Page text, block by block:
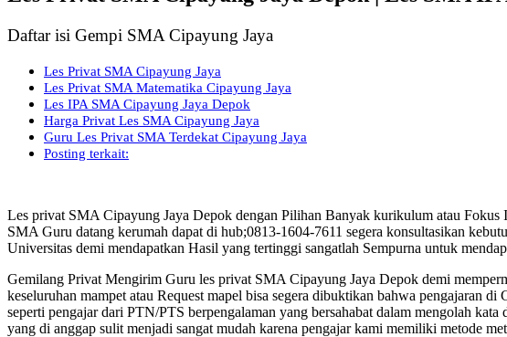
Daftar isi Gempi SMA Cipayung Jaya
Les Privat SMA Cipayung Jaya
Les Privat SMA Matematika Cipayung Jaya
Les IPA SMA Cipayung Jaya Depok
Harga Privat Les SMA Cipayung Jaya
Guru Les Privat SMA Terdekat Cipayung Jaya
Posting terkait:
Les privat SMA Cipayung Jaya Depok dengan Pilihan Banyak kurikulum atau
SMA Guru datang kerumah dapat di hub;0813-1604-7611 segera konsultasikan
Universitas demi mendapatkan Hasil yang tertinggi sangatlah Sempurna untuk
Gemilang Privat Mengirim Guru les privat SMA Cipayung Jaya Depok demi
keseluruhan mampet atau Request mapel bisa segera dibuktikan bahwa pengajaran
seperti pengajar dari PTN/PTS berpengalaman yang bersahabat dalam mengolah
yang di anggap sulit menjadi sangat mudah karena pengajar kami memiliki metode